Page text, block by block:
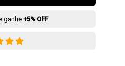
ganhe+5% OFF